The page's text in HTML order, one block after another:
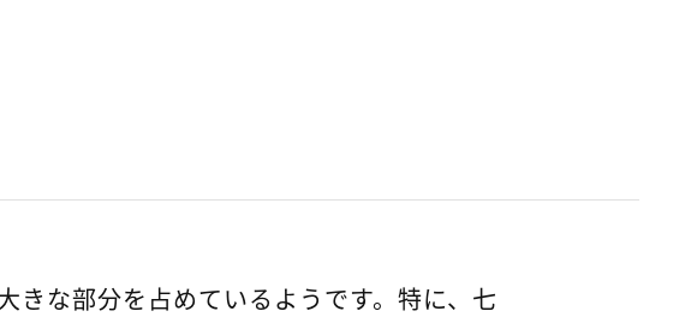
きな部分を占めているようです。特に、七